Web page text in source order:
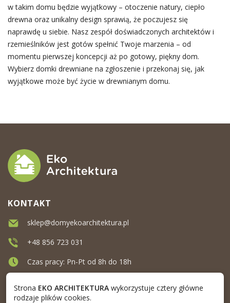
w takim domu będzie wyjątkowy – otoczenie natury, ciepło
drewna oraz unikalny design sprawią, że poczujesz się
naprawdę u siebie. Nasz zespół doświadczonych architektów i
rzemieślników jest gotów spełnić Twoje marzenia – od
momentu pierwszej koncepcji aż po gotowy, piękny dom.
Wybierz domki drewniane na zgłoszenie i przekonaj się, jak
wyjątkowe może być życie w drewnianym domu.
KONTAKT
sklep@domyekoarchitektura.pl
+48 856 723 031
Czas pracy: Pn-Pt od 8h do 18h
Strona EKO ARCHITEKTURAwykorzystuje cztery główne
rodzaje plików cookies.